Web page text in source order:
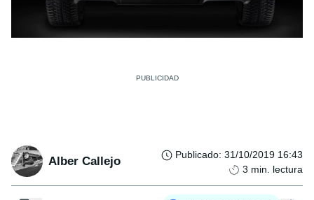
Alber Callejo Publicado: 31/10/2019 16:43
3 min. lectura